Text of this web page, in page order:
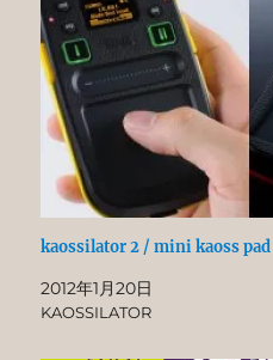
kaossilator 2 / mini kaoss pad
2012年1月20日
KAOSSILATOR